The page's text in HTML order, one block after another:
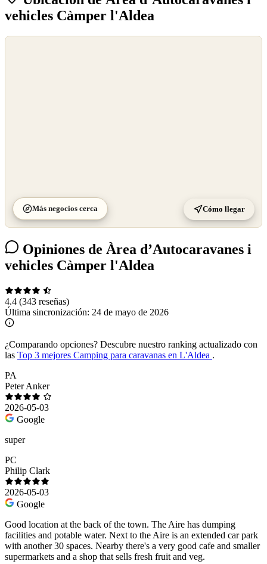
vehicles Càmper l'Aldea
Más negocios cerca Cómo llegar
Opiniones de Àrea d’Autocaravanes i
vehicles Càmper l'Aldea
4.4 (343 reseñas)
Última sincronización: 24 de mayo de 2026
¿Comparando opciones? Descubre nuestro ranking actualizado con
las Top 3 mejores Camping para caravanas en L'Aldea .
PA
Peter Anker
2026-05-03
Google
super
PC
Philip Clark
2026-05-03
Google
Good location at the back of the town. The Aire has dumping
facilities and potable water. Next to the Aire is an extended car park
with another 30 spaces. Nearby there's a very good cafe and smaller
supermarkets and a shop that sells fresh fruit and veg.